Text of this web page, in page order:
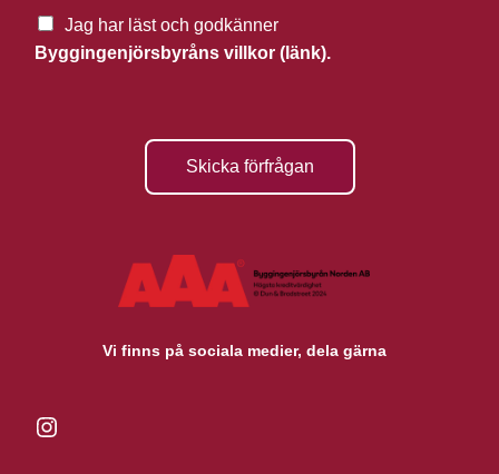
Jag har läst och godkänner
Byggingenjörsbyråns villkor (länk).
Skicka förfrågan
Vi finns på sociala medier, dela gärna
Instagram